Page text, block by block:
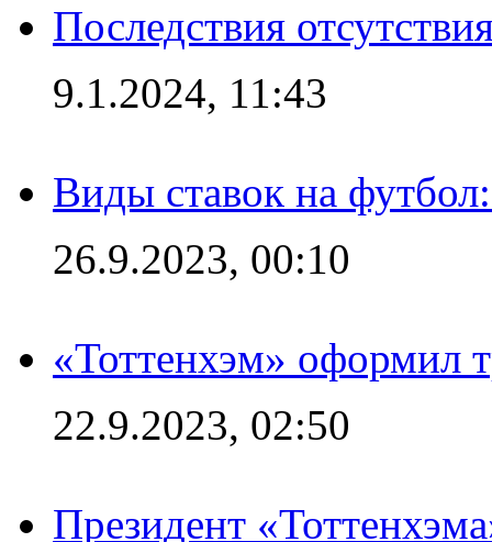
Последствия
9.1.2024, 11:43
Виды ставок на
26.9.2023, 00:10
«Тоттенхэм» оформил
22.9.2023, 02:50
Президент